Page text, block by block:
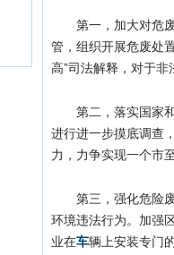
第一，加大对危
管，组织开展危废处
高”司法解释，对于
第二，落实国家
进行进一步摸底调查
力，力争实现一个市
第三，强化危险
环境违法行为。加强
业在车辆上安装专门